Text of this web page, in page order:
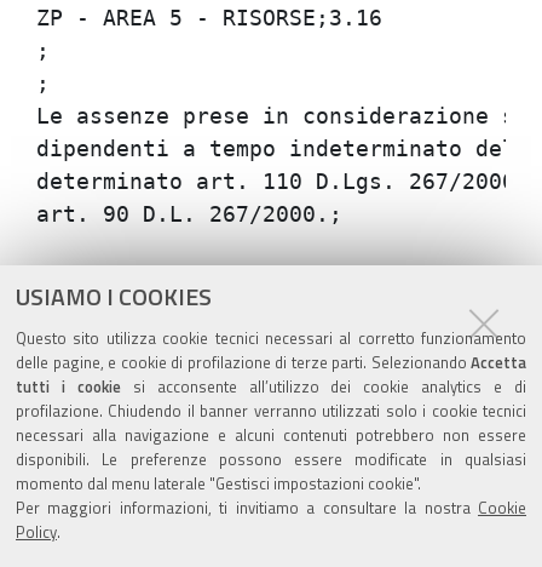
USIAMO I COOKIES
Questo sito utilizza cookie tecnici necessari al corretto funzionamento
delle pagine, e cookie di profilazione di terze parti. Selezionando Accetta
tutti i cookiesi acconsente all’utilizzo dei cookie analytics e di
profilazione. Chiudendo il banner verranno utilizzati solo i cookie tecnici
necessari alla navigazione e alcuni contenuti potrebbero non essere
disponibili. Le preferenze possono essere modificate in qualsiasi
momento dal menu laterale "Gestisci impostazioni cookie".
Per maggiori informazioni, ti invitiamo a consultare la nostra Cookie
Policy.
ZP - AREA 5 - RISORSE;3.16
;
;
Le assenze prese in considerazione
dipendenti a tempo indeterminato
determinato art. 110 D.Lgs. 267/
Azioni
sul
documento
ultima modifica 18/02/2022
Valuta questo sito